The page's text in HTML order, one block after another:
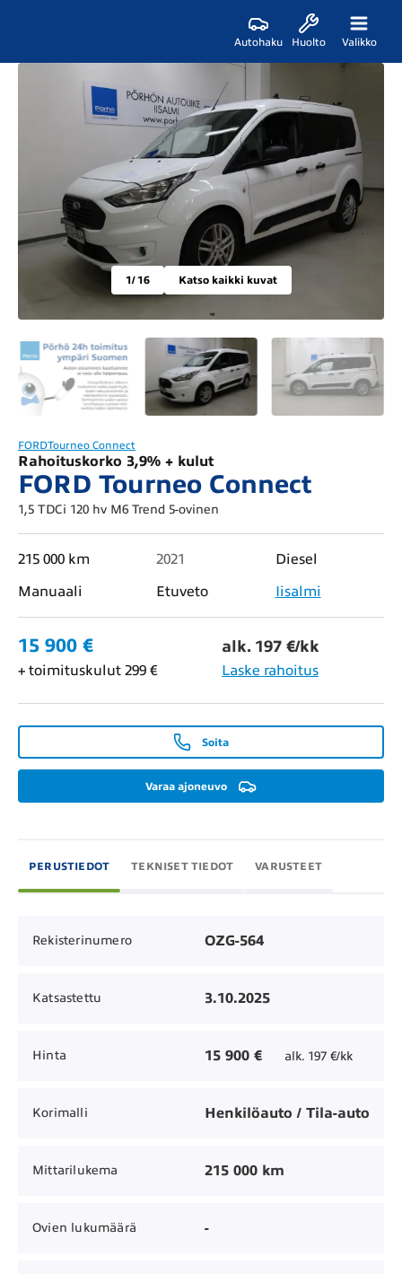
Autohaku Huolto Valikko
1/ 16 Katso kaikki kuvat
FORDTourneo Connect
Rahoituskorko 3,9% + kulut
FORD Tourneo Connect
1,5 TDCi 120 hv M6 Trend 5-ovinen
215 000 km 2021
Diesel
Manuaali
Etuveto Iisalmi
15 900 € alk. 197 €/kk
+ toimituskulut 299 € Laske rahoitus
Soita
Varaa ajoneuvo
PERUSTIEDOT TEKNISET TIEDOT VARUSTEET
Rekisterinumero OZG-564
Katsastettu 3.10.2025
Hinta 15 900 € alk. 197 €/kk
Korimalli Henkilöauto / Tila-auto
Mittarilukema 215 000 km
Ovien lukumäärä -